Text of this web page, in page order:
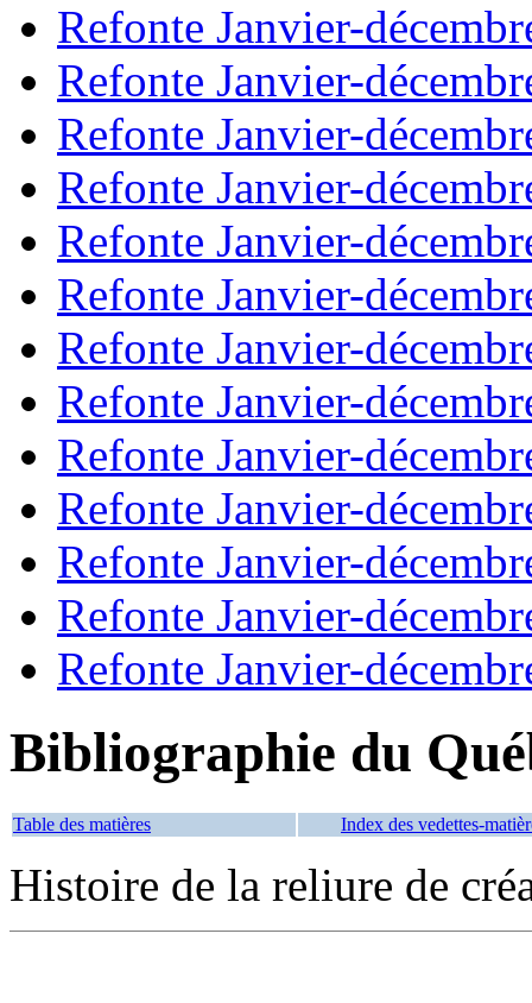
Refonte Janvier-
Refonte Janvier-
Refonte Janvier-
Refonte Janvier-
Refonte Janvier-
Refonte Janvier-
Refonte Janvier-
Refonte Janvier-
Refonte Janvier-
Refonte Janvier-
Refonte Janvier-
Refonte Janvier-
Refonte Janvier-
Bibliographie du
Table des matières Index des vedettes-
Histoire de la reliure de